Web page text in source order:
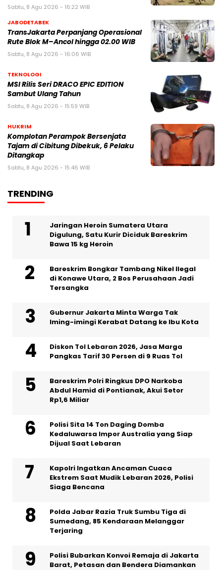
Sabtu, 8 Agu 2026 - 16:22 WIB
JABODETABEK
TransJakarta Perpanjang Operasional
Rute Blok M–Ancol hingga 02.00 WIB
Sabtu, 8 Agu 2026 - 16:06 WIB
TEKNOLOGI
MSI Rilis Seri DRACO EPIC EDITION
Sambut Ulang Tahun
Sabtu, 8 Agu 2026 - 15:59 WIB
HUKRIM
Komplotan Perampok Bersenjata
Tajam di Cibitung Dibekuk, 6 Pelaku
Ditangkap
Sabtu, 8 Agu 2026 - 15:46 WIB
TRENDING
Jaringan Heroin Sumatera Utara
Digulung, Satu Kurir Diciduk Bareskrim
Bawa 15 kg Heroin
Bareskrim Bongkar Tambang Nikel Ilegal
di Konawe Utara, 2 Bos Perusahaan Jadi
Tersangka
Gubernur Jakarta Minta Warga Tak
Iming-imingi Kerabat Datang ke Ibu Kota
Diskon Tol Lebaran 2026, Jasa Marga
Pangkas Tarif 30 Persen di 9 Ruas Tol
Bareskrim Polri Ringkus DPO Narkoba
Abdul Hamid di Pontianak, Akui Setor
Rp1,6 Miliar
Polisi Sita 14 Ton Daging Domba
Kedaluwarsa Impor Australia yang Siap
Dijual Saat Lebaran
Kapolri Ingatkan Ancaman Cuaca
Ekstrem Saat Mudik Lebaran 2026, Polisi
Siaga Bencana
Polda Jabar Razia Truk Sumbu Tiga di
Sumedang, 85 Kendaraan Melanggar
Terjaring
Polisi Bubarkan Konvoi Remaja di Jakarta
Barat, Petasan dan Bendera Diamankan